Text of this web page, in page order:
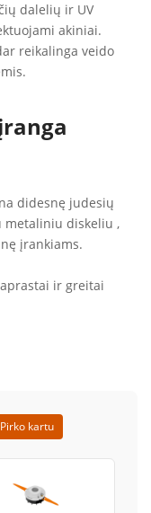
dalelių ir UV
akiniai.
reikalinga veido
didesnę judesių
metaliniu diskeliu ,
įrankiams.
ir greitai
Pirko kartu